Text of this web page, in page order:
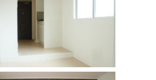
うずまき模様が可愛いお部屋
ＬＤＫのアクセントにはブラウンの下地にうず
えました。キッチンには明るい雰囲気を演出す
るためキッ…